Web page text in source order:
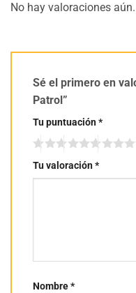
No hay valoraciones aún.
Sé el primero en
Patrol”
Tu puntuación*
Tu valoración*
Nombre*